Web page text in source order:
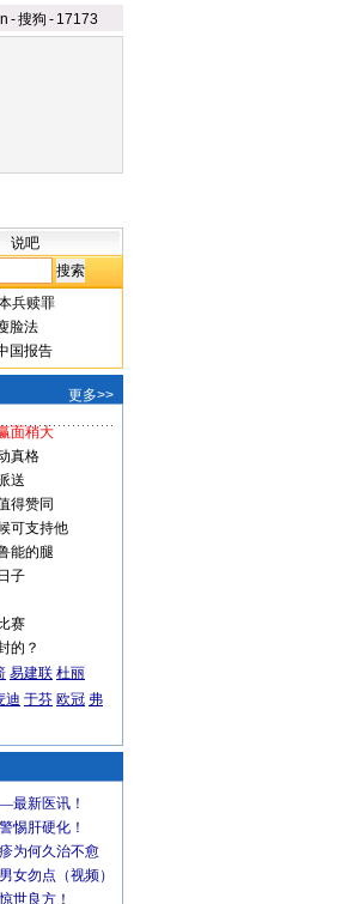
-搜狗 - 17173
说吧
兵赎罪
脸法
国报告
更多>>
面稍大
真格
送
得赞同
可支持他
能的腿
子
赛
的？
易建联 杜丽
迪 于芬 欧冠 弗